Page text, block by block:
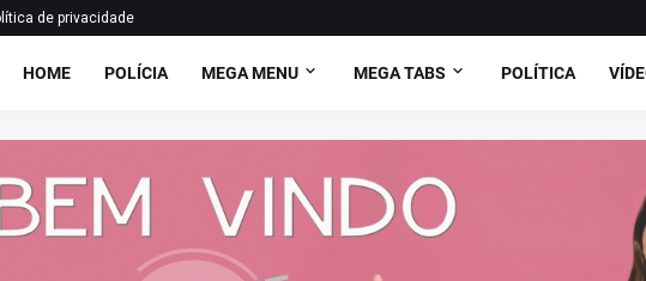
de privacidade
HOME POLÍCIA MEGA MENU MEGA TABS POLÍTICA